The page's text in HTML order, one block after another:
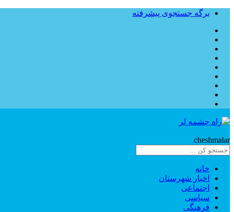
برگه جستجوی پیشرفته
cheshmalar
خانه
اخبار شهرستان
اجتماعی
سیاسی
فرهنگی